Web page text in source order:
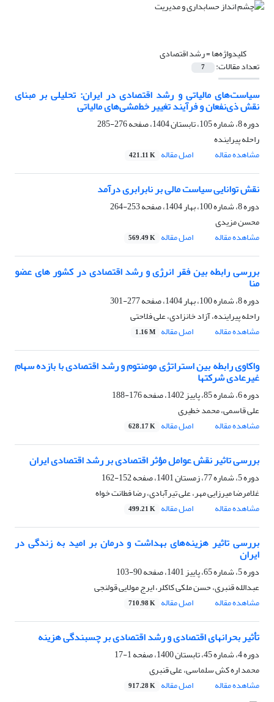
کلیدواژه‌ها =رشد اقتصادی
تعداد مقالات: 7
سیاست‌های مالیاتی و رشد اقتصادی در ایران: تحلیلی بر مبنای
نقش ذی‌نفعان و فرآیند تغییر خط‌مشی‌های مالیاتی
دوره 8، شماره 105، تابستان 1404، صفحه
276-285
راحله پیراینده
مشاهده مقاله
اصل مقاله 421.11 K
نقش توانایی سیاست مالی بر نابرابری درآمد
دوره 8، شماره 100، بهار 1404، صفحه
253-264
محسن مزیدی
مشاهده مقاله
اصل مقاله 569.49 K
بررسی رابطه بین فقر انرژی و رشد اقتصادی در کشور های عضو
منا
دوره 8، شماره 100، بهار 1404، صفحه
277-301
راحله پیراینده، آزاد خانزادی، علی فلاحتی
مشاهده مقاله
اصل مقاله 1.16 M
واکاوی رابطه بین استراتژی مومنتوم و رشد اقتصادی با بازده سهام
غیرعادی شرکتها
دوره 6، شماره 85، پاییز 1402، صفحه
176-188
علی قاسمی، محمد خطیری
مشاهده مقاله
اصل مقاله 628.17 K
بررسی تاثیر نقش عوامل مؤثر اقتصادی بر رشد اقتصادی ایران
دوره 5، شماره 77، زمستان 1401، صفحه
152-162
غلامرضا میرزایی مهر، علی تیرآبادی، رضا فطانت خواه
مشاهده مقاله
اصل مقاله 499.21 K
بررسی تاثیر هزینه‌های بهداشت و درمان بر امید به زندگی در
ایران
دوره 5، شماره 65، پاییز 1401، صفحه
90-103
عبدالله قنبری، حسن ملکی کاکلر، ایرج مولایی قولنجی
مشاهده مقاله
اصل مقاله 710.98 K
تأثیر بحرانهای اقتصادی و رشد اقتصادی بر چسبندگی هزینه
دوره 4، شماره 45، تابستان 1400، صفحه
1-17
محمد اره کش سلماسی، علی قنبری
مشاهده مقاله
اصل مقاله 917.28 K